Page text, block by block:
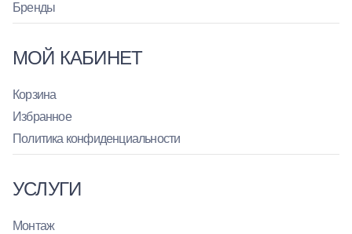
Бренды
МОЙ КАБИНЕТ
Корзина
Избранное
Политика конфиденциальности
УСЛУГИ
Монтаж